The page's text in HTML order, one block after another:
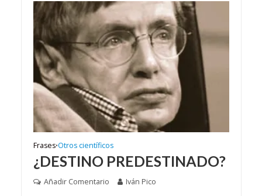
Frases•Otros científicos
¿DESTINO PREDESTINADO?
Añadir Comentario Iván Pico